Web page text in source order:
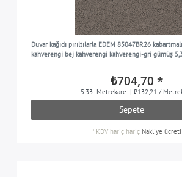
Duvar kağıdı pırıltılarla EDEM 85047BR26
kahverengi bej kahverengi kahverengi-gri gümüş
₺704,70 *
5.33 Metrekare | ₺132,21 /
Sepete
* KDV hariç hariç Nakliye ücreti